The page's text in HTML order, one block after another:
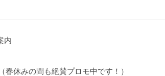
内
春休みの間も絶賛プロモ中です！）